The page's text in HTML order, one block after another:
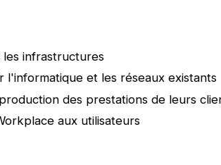
infrastructures
l'informatique et les réseaux existants
des prestations de leurs
aux utilisateurs